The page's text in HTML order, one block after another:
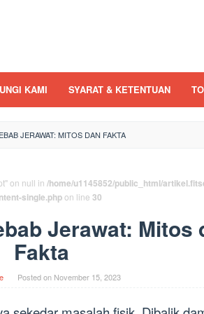
KAMI SYARAT & KETENTUAN
JERAWAT: MITOS DAN FAKTA
on null in /home/u1145852/public_html/
single.phpon line 30
Jerawat: Mitos
Fakta
Posted on November 15, 2023